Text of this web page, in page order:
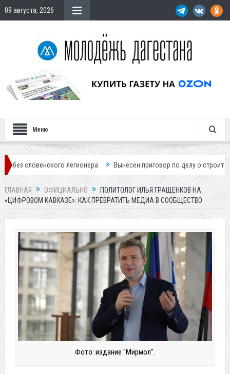
09 августа, 2026
Меню
легионера Вынесен приговор по делу о строительстве
ГЛАВНАЯ ОФИЦИАЛЬНО
ПОЛИТОЛОГ ИЛЬЯ ГРАЩЕНКОВ НА
«ЦИФРОВОМ КАВКАЗЕ»: КАК ПРЕВРАТИТЬ МЕДИА В СООБЩЕСТВО
Фото: издание "Мирмол".